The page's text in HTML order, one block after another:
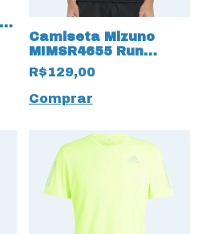
Camiseta Mizuno
MIMSR4655 Run
Spark 2
R$129,00
Comprar